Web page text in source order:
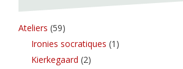
Ateliers (59)
Ironies socratiques (1)
Kierkegaard (2)